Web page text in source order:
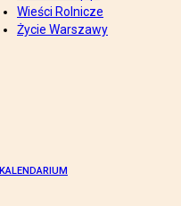
Wieści Rolnicze
Życie Warszawy
KALENDARIUM